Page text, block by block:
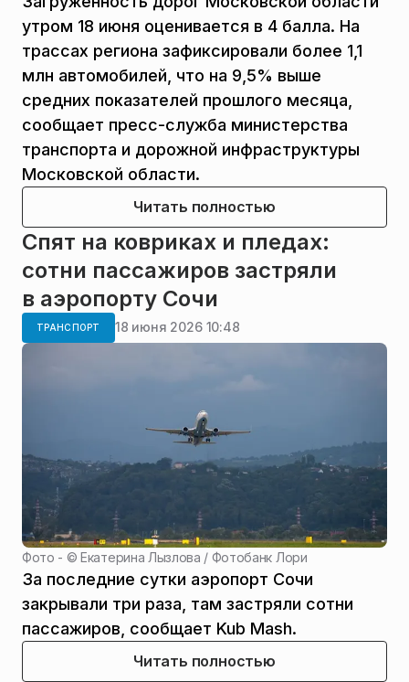
утром 18 июня оценивается в 4 балла. На
трассах региона зафиксировали более 1,1
млн автомобилей, что на 9,5% выше
средних показателей прошлого месяца,
сообщает пресс-служба министерства
транспорта и дорожной инфраструктуры
Московской области.
Читать полностью
Спят на ковриках и пледах:
сотни пассажиров застряли
в аэропорту Сочи
ТРАНСПОРТ 18 июня 2026 10:48
Фото - ©Екатерина Лызлова / Фотобанк Лори
За последние сутки аэропорт Сочи
закрывали три раза, там застряли сотни
пассажиров, сообщает Kub Mash.
Читать полностью